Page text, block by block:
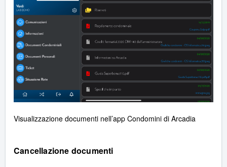
Visualizzazione documenti nell’app Condomini di Arcadia
Cancellazione documenti